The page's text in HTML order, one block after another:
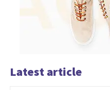
Latest article